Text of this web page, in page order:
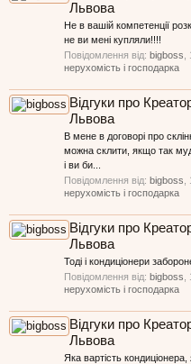
Львова
Не в вашій компетенції
не ви мені купляли!!!!
Повідомлення від: bigboss
нерухомість і господарка
Відгуки про
Львова
В мене в договорі про
можна склити, якщо так
і ви би...
Повідомлення від: bigboss
нерухомість і господарка
Відгуки про
Львова
Тоді і кондиціонери
Повідомлення від: bigboss
нерухомість і господарка
Відгуки про
Львова
Яка вартість